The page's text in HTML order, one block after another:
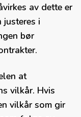
av dette er
i
bør
at
vilkår. Hvis
vilkår som gir